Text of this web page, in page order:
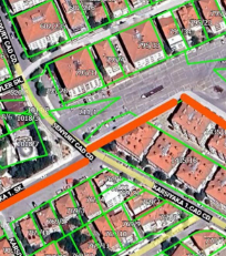
Dodurga Haberleri
Eğitim
Ekonomi
Güncel
İskilip Haberleri
Haber Arşivi